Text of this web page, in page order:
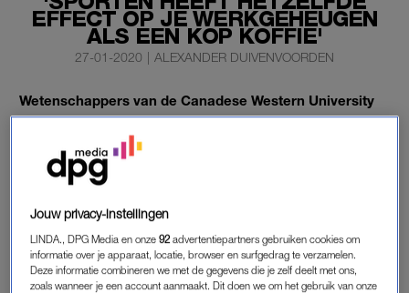
EFFECT OP JE WERKGEHEUGEN
ALS EEN KOP KOFFIE'
27-01-2020 | ALEXANDER DUIVENVOORDEN
Wetenschappers van de Canadese Western University
hebben ontdekt dat sporten op de vroege morgen
hetzelfde effect heeft als de cafeïne uit een kop koffie.
sporten als je wakker wordt?
KOFFIE
Jouw privacy-instellingen
LINDA., DPG Media en onze92 advertentiepartners gebruiken cookies om
informatie over je apparaat, locatie, browser en surfgedrag te verzamelen.
Deze informatie combineren we met de gegevens die je zelf deelt met ons,
zoals wanneer je een account aanmaakt. Dit doen we om het gebruik van onze